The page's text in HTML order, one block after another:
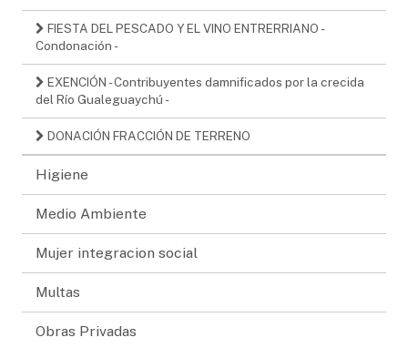
FIESTA DEL PESCADO Y EL VINO ENTRERRIANO -
Condonación -
EXENCIÓN - Contribuyentes damnificados por la crecida
del Río Gualeguaychú -
DONACIÓN FRACCIÓN DE TERRENO
Higiene
Medio Ambiente
Mujer integracion social
Multas
Obras Privadas